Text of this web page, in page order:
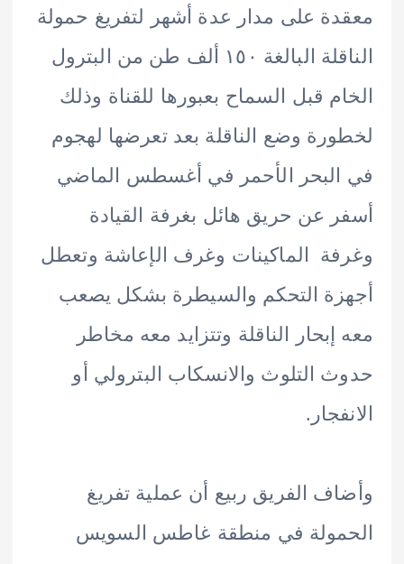
على مدار عدة أشهر لتفريغ حمولة
الناقلة البالغة ١٥٠ ألف طن من البترول
قبل السماح بعبورها للقناة وذلك
وضع الناقلة بعد تعرضها لهجوم
الأحمر في أغسطس الماضي
عن حريق هائل بغرفة القيادة
الماكينات وغرف الإعاشة وتعطل
التحكم والسيطرة بشكل يصعب
الناقلة وتتزايد معه مخاطر
التلوث والانسكاب البترولي أو
الفريق ربيع أن عملية تفريغ
في منطقة غاطس السويس